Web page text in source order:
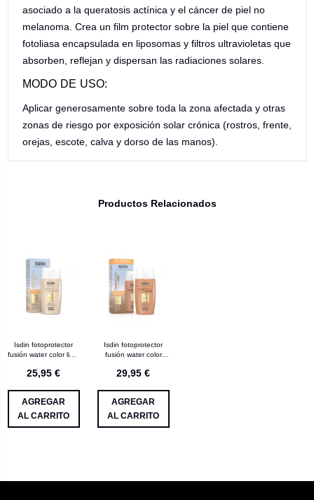
asociado a la queratosis actínica y el cáncer de piel no
melanoma. Crea un film protector sobre la piel que contiene
fotoliasa encapsulada en liposomas y filtros ultravioletas que
absorben, reflejan y dispersan las radiaciones solares.
MODO DE USO:
Aplicar generosamente sobre toda la zona afectada y otras
zonas de riesgo por exposición solar crónica (rostros, frente,
orejas, escote, calva y dorso de las manos).
Productos Relacionados
Isdin fotoprotector
fusión water color light
25,95 €
AGREGAR
AL CARRITO
Isdin fotoprotector
fusión water color
mL
29,95 €
AGREGAR
AL CARRITO